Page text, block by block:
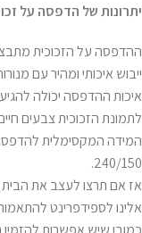
יתרונות של הדפסה על
ההדפסה על הזכוכית
ייבוש איכותי ומהיר עם
לתמונת הזכוכית צבעים
המידה המקסימלית
240/150.
אז אם תרצו לעצב את
אלינו לספידפרינט